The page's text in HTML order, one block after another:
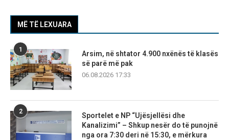
MË TË LEXUARA
1
Arsim, në shtator 4.900 nxënës të klasës
së parë më pak
06.08.2026 17:33
2
Sportelet e NP “Ujësjellësi dhe
Kanalizimi” – Shkup nesër do të punojnë
nga ora 7:30 deri në 15:30, e mërkura